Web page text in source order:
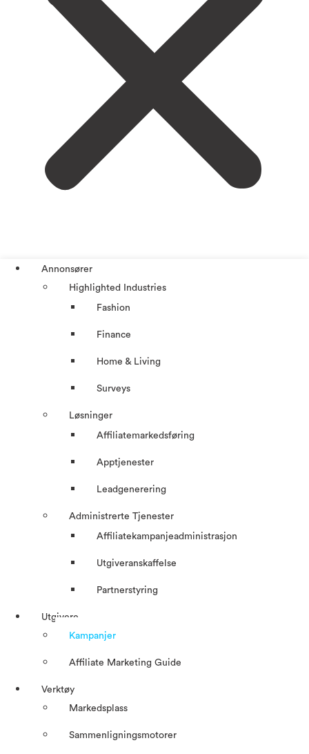
Annonsører
Highlighted Industries
Fashion
Finance
Home & Living
Surveys
Løsninger
Affiliatemarkedsføring
Apptjenester
Leadgenerering
Administrerte Tjenester
Affiliatekampanjeadministrasjon
Utgiveranskaffelse
Partnerstyring
Utgivere
Kampanjer
Affiliate Marketing Guide
Verktøy
Markedsplass
Sammenligningsmotorer